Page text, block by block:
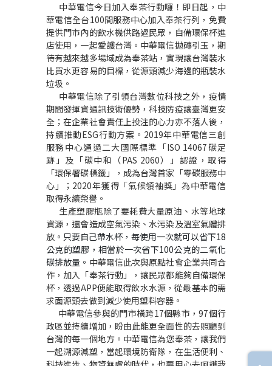
中華電信今日加入奉茶行動囉！即日起，中
華電信全台100間服務中心加入奉茶行列，免費
提供門市內的飲水機供路過民眾，自備環保杯進
店使用，一起愛護台灣。中華電信拋磚引玉，期
待有越來越多場域成為奉茶站，實現讓台灣裝水
比買水更容易的目標，從源頭減少海邊的瓶裝水
垃圾。
中華電信除了引領台灣數位科技之外，疫情
期間發揮資通訊技術優勢，科技防疫讓臺灣更安
全；在企業社會責任上投注的心力亦不落人後，
持續推動ESG行動方案。2019年中華電信三創
服務中心通過二大國際標準「ISO 14067碳足
跡」及「碳中和（PAS 2060）」認證，取得
「環保署碳標籤」，成為台灣首家「零碳服務中
心」；2020年獲得 「氣候領袖獎」為中華電信
取得永續榮譽。
生產塑膠瓶除了要耗費大量原油、水等地球
資源，還會造成空氣污染、水污染及溫室氣體排
放。 只要自己帶水杯，每使用一次就可以省下18
公克的塑膠，相當於一次省下100公克的二氧化
碳排放量。 中華電信此次與原點社會企業共同合
作，加入「奉茶行動」，讓民眾都能夠自備環保
杯，透過APP便能取得飲水水源，從最基本的需
求面源頭去做到減少使用塑料容器。
中華電信參與的門市橫跨17個縣市，97個行
政區並持續增加，盼由此能更全面性的去照顧到
台灣的每一個地方。中華電信為您奉茶，讓我們
一起溯源減塑，當起環境防衛隊，在生活便利、